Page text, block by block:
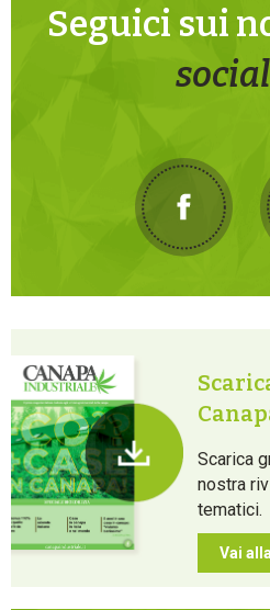
Seguici sui
social
Scarica
nostra
tematici.
Vai